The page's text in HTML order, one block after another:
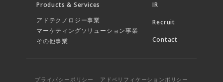
Products & Services
アドテクノロジー事業
マーケティングソリューション事業
その他事業
IR
Recruit
Contact
プライバシーポリシー アドベリフィケーションポリシー